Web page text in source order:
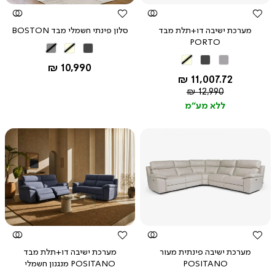
מערכת ישיבה דו+תלת מבד
PORTO
אפורבז'
החל מ-
11,007.72 ₪
מחיר
רגיל
12,990 ₪
ללא מע"מ
סלון פינתי חשמלי מבד BOSTON
אפורבז' אפור
החל מ-
10,990 ₪
צפייה
מערכת ישיבה פינתית מעור
POSITANO
צפייה
מהירה
מערכת ישיבה דו+תלת מבד
POSITANO מנגנון חשמלי